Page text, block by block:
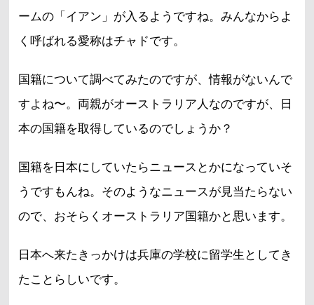
ームの「イアン」が入るようですね。みんなからよ
く呼ばれる愛称はチャドです。
国籍について調べてみたのですが、情報がないんで
すよね〜。両親がオーストラリア人なのですが、日
本の国籍を取得しているのでしょうか？
国籍を日本にしていたらニュースとかになっていそ
うですもんね。そのようなニュースが見当たらない
ので、おそらくオーストラリア国籍かと思います。
日本へ来たきっかけは兵庫の学校に留学生としてき
たことらしいです。